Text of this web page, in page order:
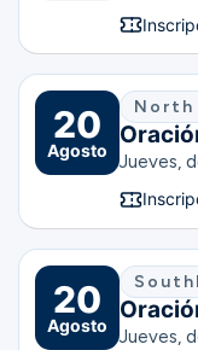
20
Agosto
North
Jueves,
20
Agosto
Jueves,